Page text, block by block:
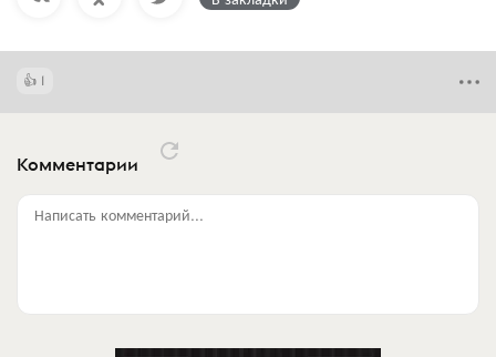
1
Комментарии
Написать комментарий...